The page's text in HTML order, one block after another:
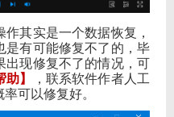
其实是一个数据恢复，
是有可能修复不了的，毕
出现修复不了的情况，可
助】
，联系软件作者人工
可以修复好。